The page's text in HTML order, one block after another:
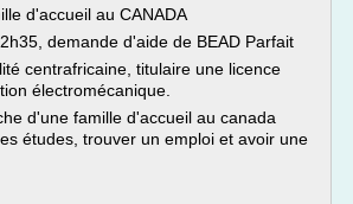
d'accueil au CANADA
demande d'aide de BEAD Parfait
centrafricaine, titulaire une licence
électromécanique.
d'une famille d'accueil au canada
études, trouver un emploi et avoir une